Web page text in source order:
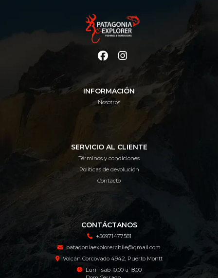
INFORMACIÓN
Nosotros
SERVICIO AL CLIENTE
Términos y condiciones
Políticas de devolución
Contacto
CONTÁCTANOS
+56971477581
patagoniaexplorerchile@gmail.com
Volcán Corcovado 4942, Puerto Montt
Lun - sab 10:00 a 18:00